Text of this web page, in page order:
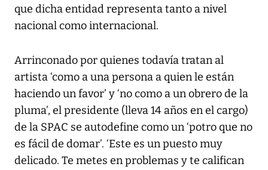
que dicha entidad representa tanto a nivel
nacional como internacional.
Arrinconado por quienes todavía tratan al
artista ‘como a una persona a quien le están
haciendo un favor’ y ‘no como a un obrero de la
pluma’, el presidente (lleva 14 años en el cargo)
de la SPAC se autodefine como un ‘potro que no
es fácil de domar’. ‘Este es un puesto muy
delicado. Te metes en problemas y te califican